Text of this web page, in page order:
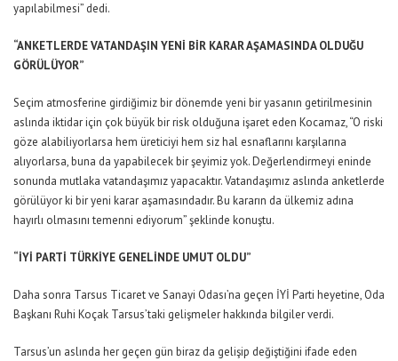
yapılabilmesi” dedi.
“ANKETLERDE VATANDAŞIN YENİ BİR KARAR AŞAMASINDA OLDUĞU
GÖRÜLÜYOR”
Seçim atmosferine girdiğimiz bir dönemde yeni bir yasanın getirilmesinin
aslında iktidar için çok büyük bir risk olduğuna işaret eden Kocamaz, “O riski
göze alabiliyorlarsa hem üreticiyi hem siz hal esnaflarını karşılarına
alıyorlarsa, buna da yapabilecek bir şeyimiz yok. Değerlendirmeyi eninde
sonunda mutlaka vatandaşımız yapacaktır. Vatandaşımız aslında anketlerde
görülüyor ki bir yeni karar aşamasındadır. Bu kararın da ülkemiz adına
hayırlı olmasını temenni ediyorum” şeklinde konuştu.
“İYİ PARTİ TÜRKİYE GENELİNDE UMUT OLDU”
Daha sonra Tarsus Ticaret ve Sanayi Odası’na geçen İYİ Parti heyetine, Oda
Başkanı Ruhi Koçak Tarsus’taki gelişmeler hakkında bilgiler verdi.
Tarsus’un aslında her geçen gün biraz da gelişip değiştiğini ifade eden